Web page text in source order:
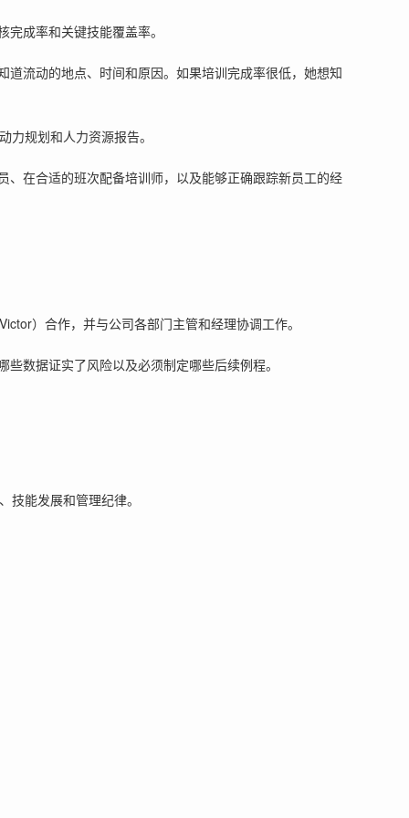
成率和关键技能覆盖率。
流动的地点、时间和原因。如果培训完成率很低，她想知
规划和人力资源报告。
在合适的班次配备培训师，以及能够正确跟踪新员工的经
）合作，并与公司各部门主管和经理协调工作。
数据证实了风险以及必须制定哪些后续例程。
能发展和管理纪律。